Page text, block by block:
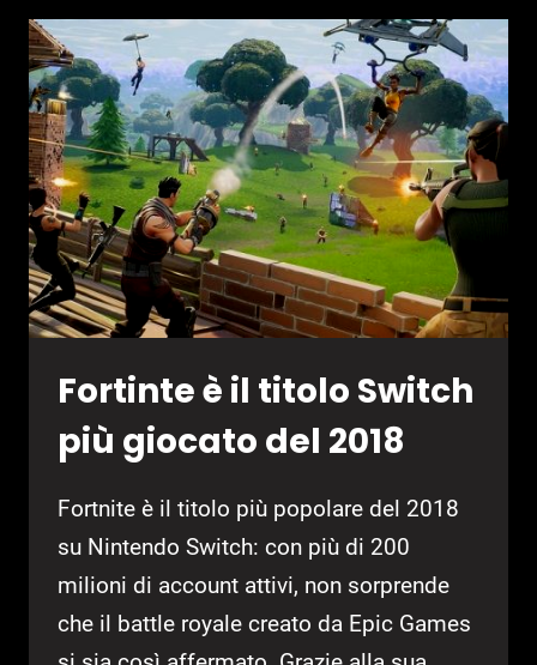
REMASTERED
Fortinte è il titolo Switch
più giocato del 2018
Fortnite è il titolo più popolare del 2018
su Nintendo Switch: con più di 200
milioni di account attivi, non sorprende
che il battle royale creato da Epic Games